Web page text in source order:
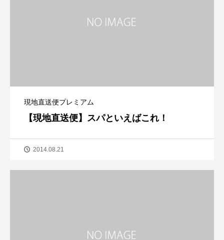
現地直送便プレミアム
【現地直送便】スパといえばこれ！
2014.08.21